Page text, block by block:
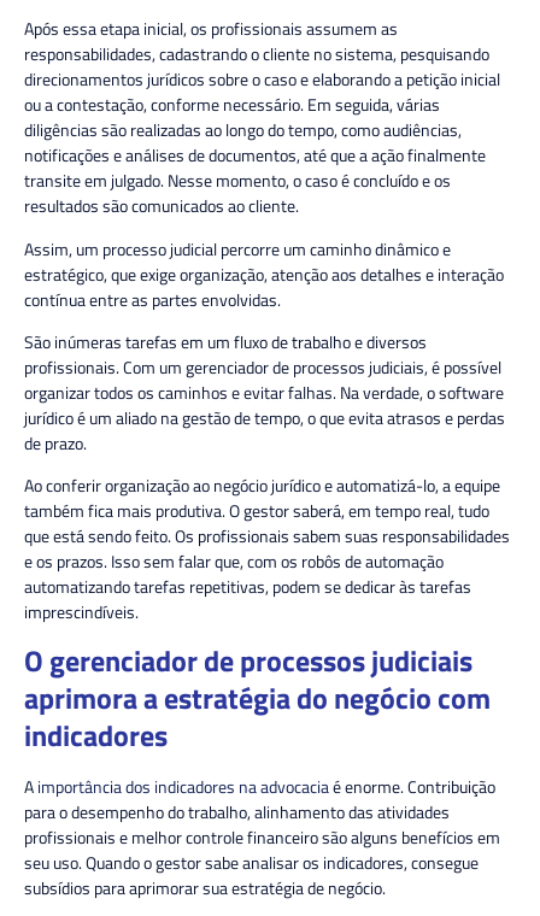
Após essa etapa inicial, os profissionais assumem as
responsabilidades, cadastrando o cliente no sistema, pesquisando
direcionamentos jurídicos sobre o caso e elaborando a petição inicial
ou a contestação, conforme necessário. Em seguida, várias
diligências são realizadas ao longo do tempo, como audiências,
notificações e análises de documentos, até que a ação finalmente
transite em julgado. Nesse momento, o caso é concluído e os
resultados são comunicados ao cliente.
Assim, um processo judicial percorre um caminho dinâmico e
estratégico, que exige organização, atenção aos detalhes e interação
contínua entre as partes envolvidas.
São inúmeras tarefas em um fluxo de trabalho e diversos
profissionais. Com um gerenciador de processos judiciais, é possível
organizar todos os caminhos e evitar falhas. Na verdade, o software
jurídico é um aliado na gestão de tempo, o que evita atrasos e perdas
de prazo.
Ao conferir organização ao negócio jurídico e automatizá-lo, a equipe
também fica mais produtiva. O gestor saberá, em tempo real, tudo
que está sendo feito. Os profissionais sabem suas responsabilidades
e os prazos. Isso sem falar que, com os robôs de automação
automatizando tarefas repetitivas, podem se dedicar às tarefas
imprescindíveis.
O gerenciador de processos judiciais
aprimora a estratégia do negócio com
indicadores
Aimportância dos indicadores na advocaciaé enorme. Contribuição
para o desempenho do trabalho, alinhamento das atividades
profissionais e melhor controle financeiro são alguns benefícios em
seu uso. Quando o gestor sabe analisar os indicadores, consegue
subsídios para aprimorar sua estratégia de negócio.